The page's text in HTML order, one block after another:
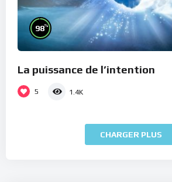
98%
La puissance de l’intention
5 1.4K
CHARGER PLUS